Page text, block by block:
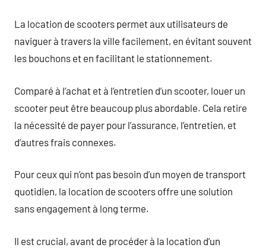
La location de scooters permet aux utilisateurs de
naviguer à travers la ville facilement, en évitant souvent
les bouchons et en facilitant le stationnement.
Comparé à l’achat et à l’entretien d’un scooter, louer un
scooter peut être beaucoup plus abordable. Cela retire
la nécessité de payer pour l’assurance, l’entretien, et
d’autres frais connexes.
Pour ceux qui n’ont pas besoin d’un moyen de transport
quotidien, la location de scooters offre une solution
sans engagement à long terme.
Il est crucial, avant de procéder à la location d’un